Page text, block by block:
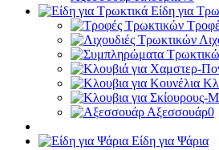
Είδη για
Αξεσσουάρ0
Είδη για Ψάρια